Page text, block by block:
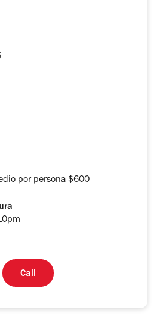
por persona $600
Call